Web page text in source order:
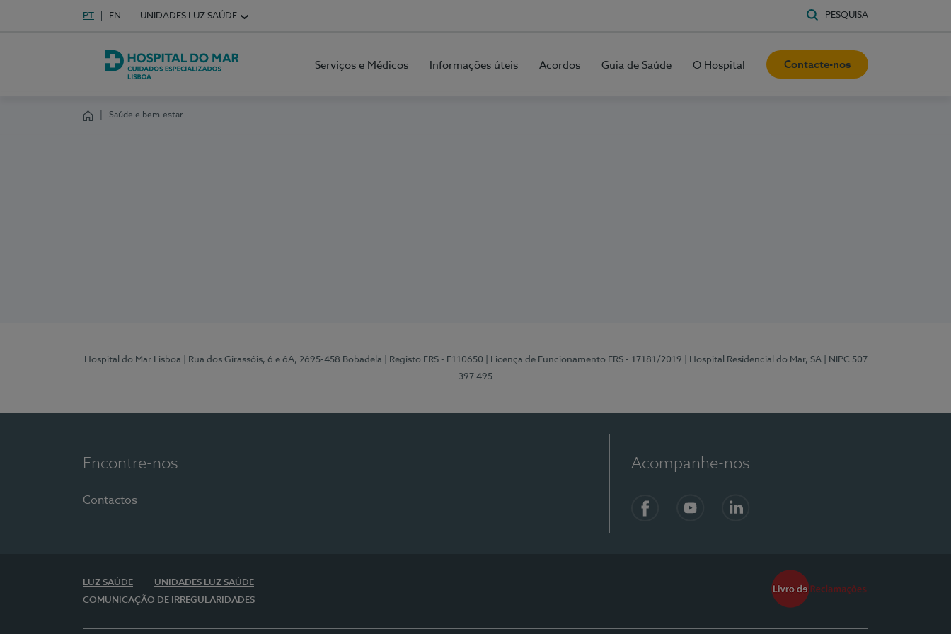
Escolha o seu idioma
Idioma em Português
PT English Language
EN UNIDADES LUZ SAÚDE PESQUISA
Hospital do Mar Lisboa
Serviços e Médicos Informações úteis Acordos Guia de Saúde O Hospital Contacte-nos
Saúde e bem-estar
Hospital do Mar Lisboa | Rua dos Girassóis, 6 e 6A, 2695-458 Bobadela | Registo ERS - E110650 | Licença de Funcionamento ERS - 17181/2019 | Hospital Residencial do Mar, SA
| NIPC 507
397 495
Encontre-nos
Contactos
Acompanhe-nos
LUZ SAÚDE
UNIDADES LUZ SAÚDE
COMUNICAÇÃO DE IRREGULARIDADES